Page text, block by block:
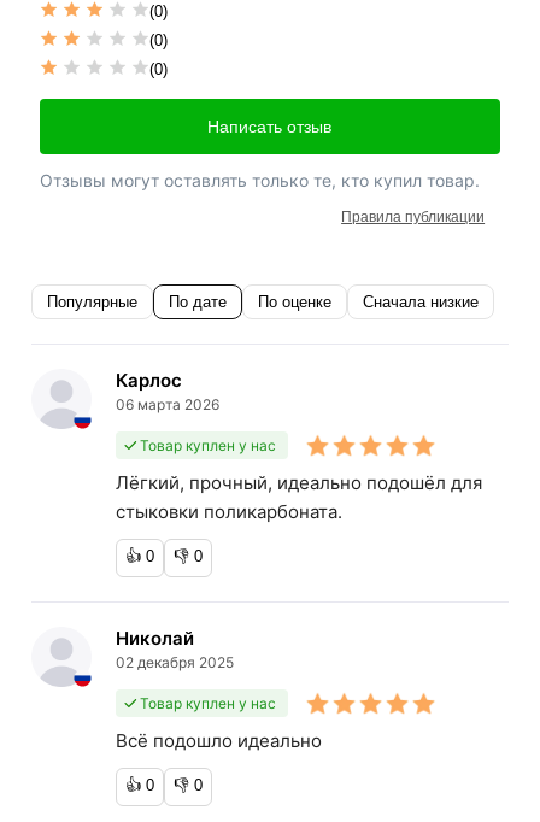
Популярные По дате По оценке Сначала низкие
Карлос
06 марта 2026
Товар куплен у нас
Лёгкий, прочный, идеально подошёл для
стыковки поликарбоната.
👍 0 👎 0
Николай
02 декабря 2025
Товар куплен у нас
Всё подошло идеально
👍 0 👎 0
(0)
(0)
(0)
Написать отзыв
Отзывы могут оставлять только те, кто купил товар.
Правила публикации